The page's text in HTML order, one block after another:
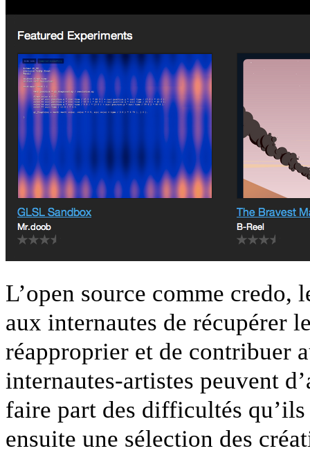
L’open source comme
aux internautes de récupérer
réapproprier et de contribuer
internautes-artistes peuvent
faire part des difficultés
ensuite une sélection des